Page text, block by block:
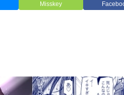
Misskey